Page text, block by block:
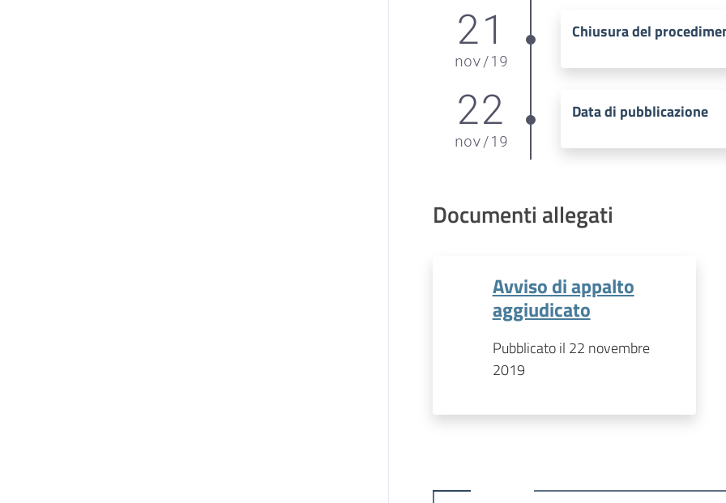
21
nov/19
Chiusura del
22
nov/19
Data di pubblicazione
Documenti allegati
Avviso di appalto
aggiudicato
Pubblicato il 22 novembre
2019